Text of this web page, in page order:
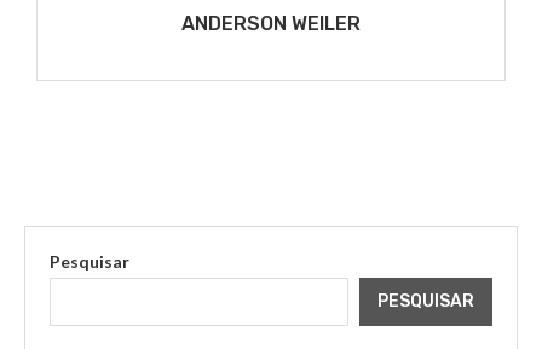
ANDERSON WEILER
Pesquisar
PESQUISAR